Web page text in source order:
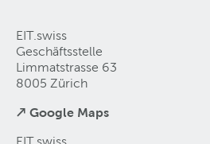
EIT.swiss
Geschäftsstelle
Limmatstrasse 63
8005 Zürich
↗ Google Maps
EIT.swiss